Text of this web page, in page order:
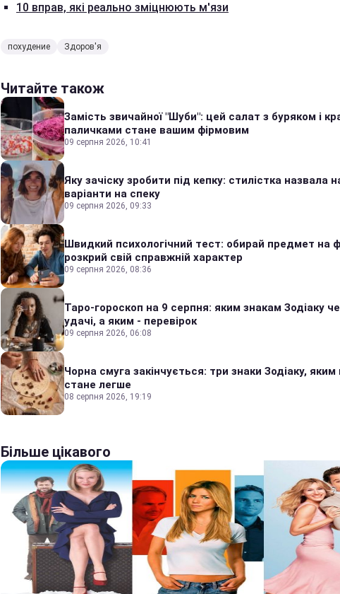
10 вправ, які реально зміцнюють м'язи
похудение Здоров'я
Читайте також
Замість звичайної "Шуби": цей салат з буряком і
паличками стане вашим фірмовим
09 серпня 2026, 10:41
Яку зачіску зробити під кепку: стилістка назвала
варіанти на спеку
09 серпня 2026, 09:33
Швидкий психологічний тест: обирай предмет на
розкрий свій справжній характер
09 серпня 2026, 08:36
Таро-гороскоп на 9 серпня: яким знакам Зодіаку
удачі, а яким - перевірок
09 серпня 2026, 06:08
Чорна смуга закінчується: три знаки Зодіаку, яким
стане легше
08 серпня 2026, 19:19
Більше цікавого